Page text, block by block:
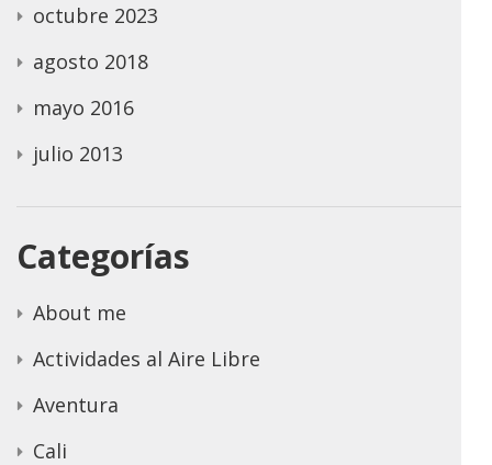
octubre 2023
agosto 2018
mayo 2016
julio 2013
Categorías
About me
Actividades al Aire Libre
Aventura
Cali